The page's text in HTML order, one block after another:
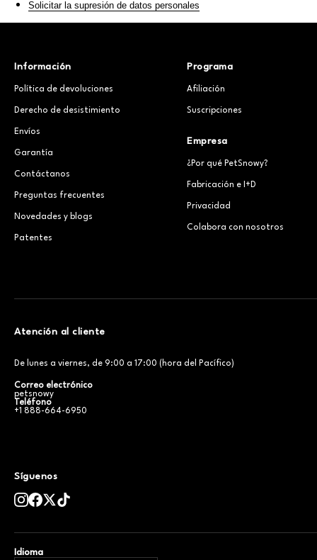
Solicitar la supresión de datos personales
Información
Política de devoluciones
Derecho de desistimiento
Envíos
Garantía
Contáctanos
Preguntas frecuentes
Novedades y blogs
Patentes
Programa
Afiliación
Suscripciones
Empresa
¿Por qué PetSnowy?
Fabricación e I+D
Privacidad
Colabora con nosotros
Atención al cliente
De lunes a viernes, de 9:00 a 17:00 (hora del Pacífico)
Correo electrónico
petsnowy
Teléfono
+1 888-664-6950
Síguenos
Idioma